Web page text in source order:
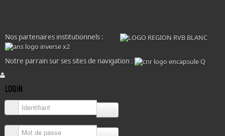
Nos partenaires institutionnels :
Notre parrain sur ses sites de navigation :
LOGIN
Identifiant
Mot de passe